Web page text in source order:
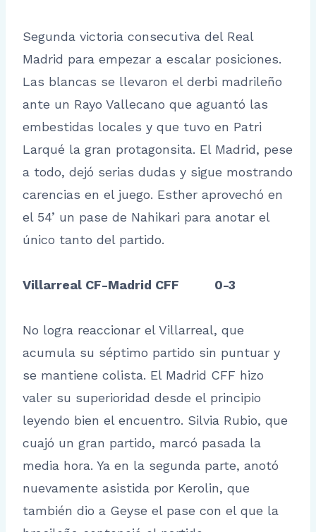
Segunda victoria consecutiva del Real
Madrid para empezar a escalar posiciones.
Las blancas se llevaron el derbi madrileño
ante un Rayo Vallecano que aguantó las
embestidas locales y que tuvo en Patri
Larqué la gran protagonsita. El Madrid, pese
a todo, dejó serias dudas y sigue mostrando
carencias en el juego. Esther aprovechó en
el 54’ un pase de Nahikari para anotar el
único tanto del partido.
Villarreal CF-Madrid CFF 0-3
No logra reaccionar el Villarreal, que
acumula su séptimo partido sin puntuar y
se mantiene colista. El Madrid CFF hizo
valer su superioridad desde el principio
leyendo bien el encuentro. Silvia Rubio, que
cuajó un gran partido, marcó pasada la
media hora. Ya en la segunda parte, anotó
nuevamente asistida por Kerolin, que
también dio a Geyse el pase con el que la